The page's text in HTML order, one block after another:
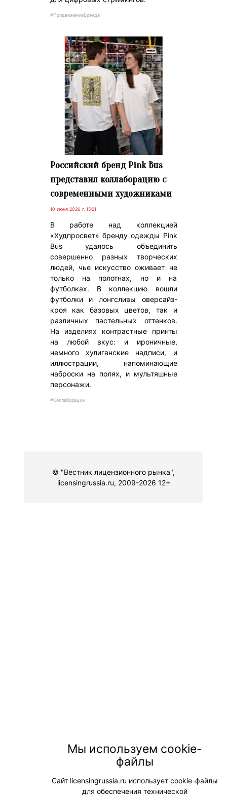
#ПродвижениеБренда
Российский бренд Pink Bus
представил коллаборацию с
современными художниками
10 июня 2026 г. 15:21
В работе над коллекцией
«Худпросвет» бренду одежды Pink
Bus удалось объединить
совершенно разных творческих
людей, чье искусство оживает не
только на полотнах, но и на
футболках. В коллекцию вошли
футболки и лонгсливы оверсайз-
кроя как базовых цветов, так и
различных пастельных оттенков.
На изделиях контрастные принты
на любой вкус: и ироничные,
немного хулиганские надписи, и
иллюстрации, напоминающие
наброски на полях, и мультяшные
персонажи.
#Коллаборации
© "Вестник лицензионного рынка",
licensingrussia.ru, 2009-2026 12+
Мы используем cookie-
файлы
Сайт licensingrussia.ru использует cookie-файлы
для обеспечения технической